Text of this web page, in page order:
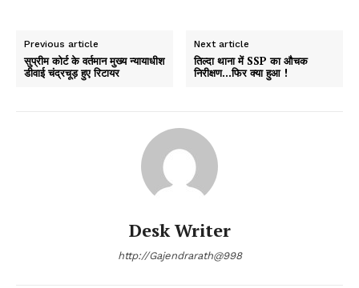
Previous article
सुप्रीम कोर्ट के वर्तमान मुख्य न्यायाधीश
डीवाई चंद्रचूड़ हुए रिटायर
Next article
तिल्दा थाना में SSP का औचक
निरीक्षण…फिर क्या हुआ !
Desk Writer
http://Gajendrarath@998